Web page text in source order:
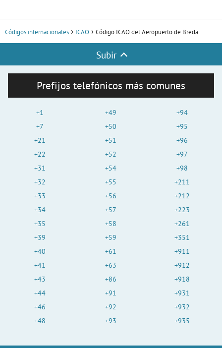
Códigos internacionales ICAO Código ICAO del Aeropuerto de Breda
Subir
Prefijos telefónicos más comunes
+1
+7
+21
+22
+31
+32
+33
+34
+35
+39
+40
+41
+43
+44
+46
+48
+49
+50
+51
+52
+54
+55
+56
+57
+58
+59
+61
+63
+86
+91
+92
+93
+94
+95
+96
+97
+98
+211
+212
+223
+261
+351
+911
+912
+918
+931
+932
+935